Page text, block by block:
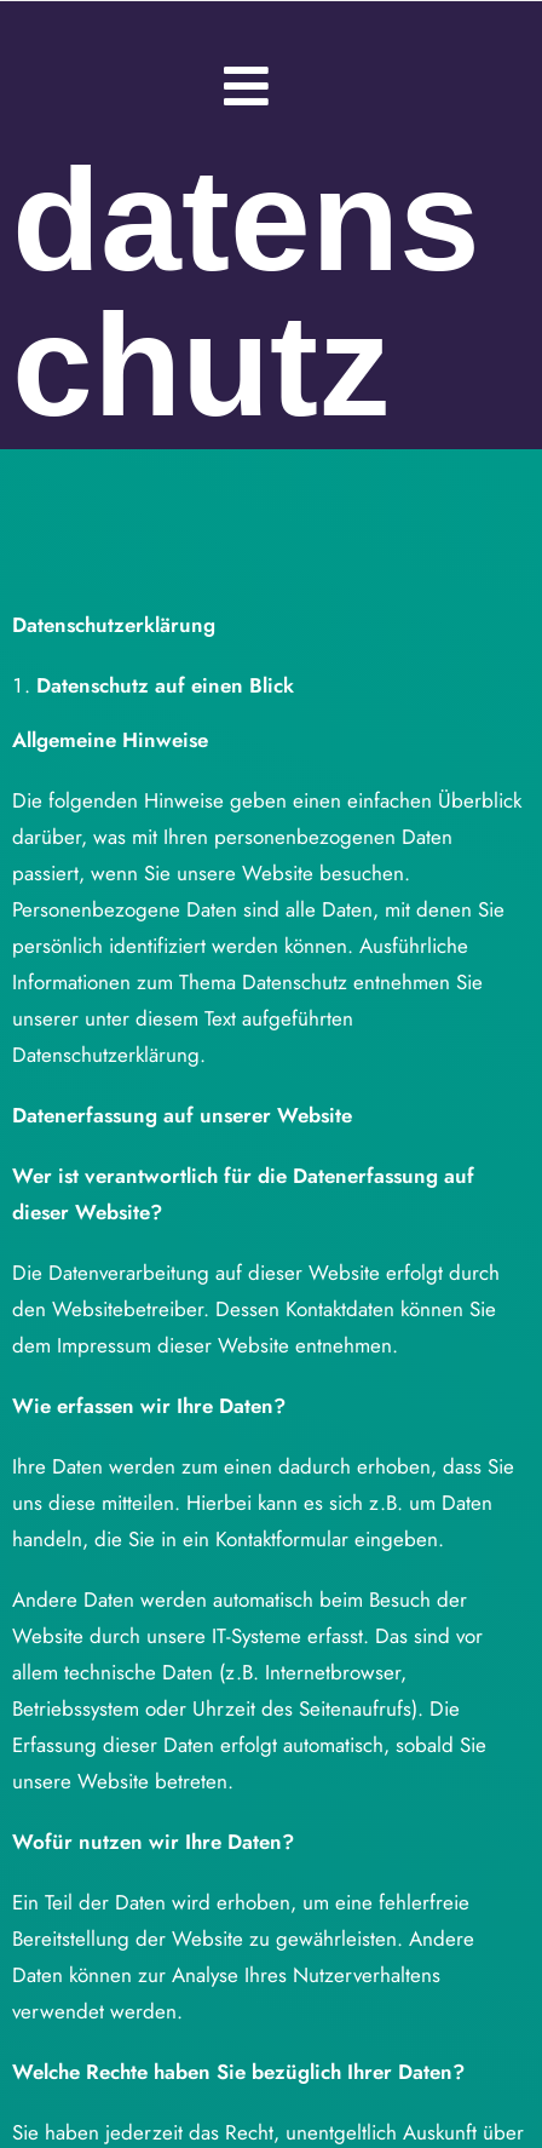
datens
chutz
Datenschutzerklärung
Datenschutz auf einen Blick
Allgemeine Hinweise
Die folgenden Hinweise geben einen einfachen Überblick
darüber, was mit Ihren personenbezogenen Daten
passiert, wenn Sie unsere Website besuchen.
Personenbezogene Daten sind alle Daten, mit denen Sie
persönlich identifiziert werden können. Ausführliche
Informationen zum Thema Datenschutz entnehmen Sie
unserer unter diesem Text aufgeführten
Datenschutzerklärung.
Datenerfassung auf unserer Website
Wer ist verantwortlich für die Datenerfassung auf
dieser Website?
Die Datenverarbeitung auf dieser Website erfolgt durch
den Websitebetreiber. Dessen Kontaktdaten können Sie
dem Impressum dieser Website entnehmen.
Wie erfassen wir Ihre Daten?
Ihre Daten werden zum einen dadurch erhoben, dass Sie
uns diese mitteilen. Hierbei kann es sich z.B. um Daten
handeln, die Sie in ein Kontaktformular eingeben.
Andere Daten werden automatisch beim Besuch der
Website durch unsere IT-Systeme erfasst. Das sind vor
allem technische Daten (z.B. Internetbrowser,
Betriebssystem oder Uhrzeit des Seitenaufrufs). Die
Erfassung dieser Daten erfolgt automatisch, sobald Sie
unsere Website betreten.
Wofür nutzen wir Ihre Daten?
Ein Teil der Daten wird erhoben, um eine fehlerfreie
Bereitstellung der Website zu gewährleisten. Andere
Daten können zur Analyse Ihres Nutzerverhaltens
verwendet werden.
Welche Rechte haben Sie bezüglich Ihrer Daten?
Sie haben jederzeit das Recht, unentgeltlich Auskunft über